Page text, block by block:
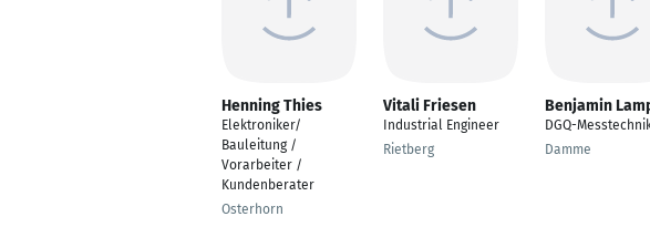
Henning Thies
Elektroniker/
Bauleitung /
Vorarbeiter /
Kundenberater
Osterhorn
Vitali Friesen
Industrial Engineer
Rietberg
Benjamin
DGQ-
Damme